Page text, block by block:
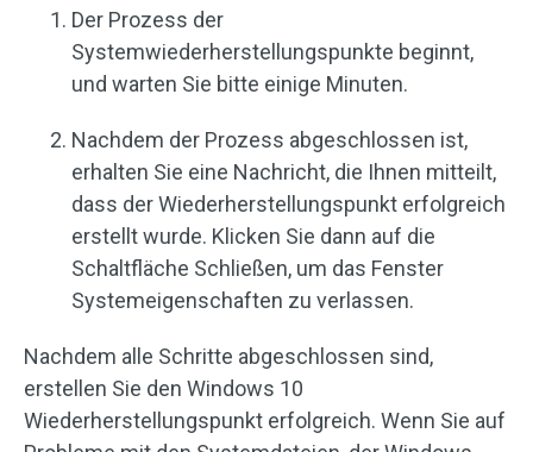
Der Prozess der
Systemwiederherstellungspunkte beginnt,
und warten Sie bitte einige Minuten.
Nachdem der Prozess abgeschlossen ist,
erhalten Sie eine Nachricht, die Ihnen mitteilt,
dass der Wiederherstellungspunkt erfolgreich
erstellt wurde. Klicken Sie dann auf die
Schaltfläche Schließen, um das Fenster
Systemeigenschaften zu verlassen.
Nachdem alle Schritte abgeschlossen sind,
erstellen Sie den Windows 10
Wiederherstellungspunkt erfolgreich. Wenn Sie auf